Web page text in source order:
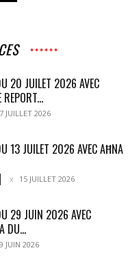
20 JUILET 2026 AVEC
JUILLET 2026
13 JUILET 2026 AVEC AĦNA
15 JUILLET 2026
29 JUIN 2026 AVEC
DU...
JUIN 2026